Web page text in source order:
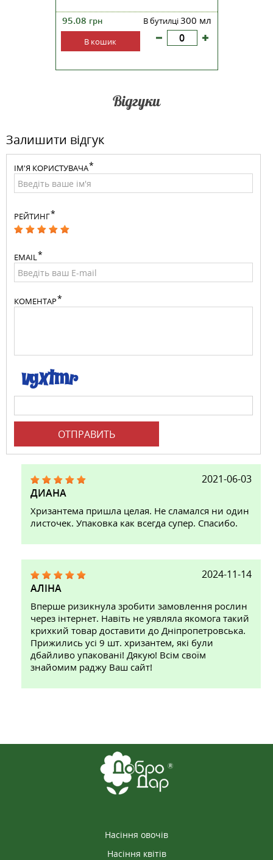
95.08 грн В бутилці300 мл
В кошик
Відгуки
Залишити відгук
ІМ'Я КОРИСТУВАЧА
РЕЙТИНГ
EMAIL
КОМЕНТАР
ОТПРАВИТЬ
2021-06-03
ДИАНА
Хризантема пришла целая. Не сламался ни один
листочек. Упаковка как всегда супер. Спасибо.
2024-11-14
АЛІНА
Вперше ризикнула зробити замовлення рослин
через інтернет. Навіть не уявляла якомога такий
крихкий товар доставити до Дніпропетровська.
Прижились усі 9 шт. хризантем, які були
дбайливо упаковані! Дякую! Всім своїм
знайомим раджу Ваш сайт!
Насіння овочів
Насіння квітів